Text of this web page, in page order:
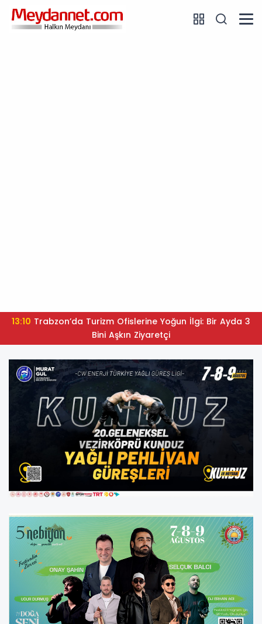
13:10
Bini Aşkın Ziyaretçi